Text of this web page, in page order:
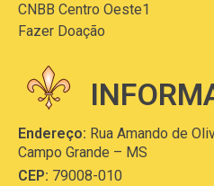
CNBB Centro Oeste1
Fazer Doação
Endereço: Rua Amando de
Campo Grande – MS
CEP: 79008-010